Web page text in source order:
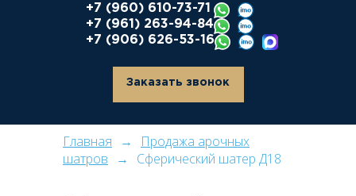
+7 (960) 610-73-71
+7 (961) 263-94-84
+7 (906) 626-53-16
Заказать звонок
Производство
Наши работы
Главная
Продажа арочных
шатров
Сферический шатер Д18